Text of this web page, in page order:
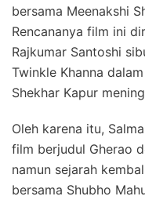
bersama Meenakshi
Rencananya film ini
Rajkumar Santoshi
Twinkle Khanna
Shekhar Kapur
Oleh karena itu,
film berjudul Gherao
namun sejarah
bersama Shubho